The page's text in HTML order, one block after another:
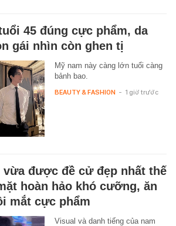
45 đúng cực phẩm, da
gái nhìn còn ghen tị
Mỹ nam này càng lớn tuổi càng
bảnh bao.
BEAUTY & FASHION - 1 giờ trước
vừa được đề cử đẹp nhất thế
hoàn hảo khó cưỡng, ăn
mắt cực phẩm
Visual và danh tiếng của nam